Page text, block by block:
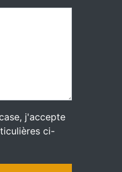
j'accepte
ci-